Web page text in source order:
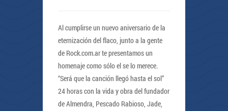
Al cumplirse un nuevo aniversario de la
eternización del flaco, junto a la gente
de Rock.com.ar te presentamos un
homenaje como sólo el se lo merece.
“Será que la canción llegó hasta el sol”
24 horas con la vida y obra del fundador
de Almendra, Pescado Rabioso, Jade,